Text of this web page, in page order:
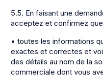
5.5. En faisant une
acceptez et confirmez
• toutes les informations
exactes et correctes et
des détails au nom de la
commerciale dont vous